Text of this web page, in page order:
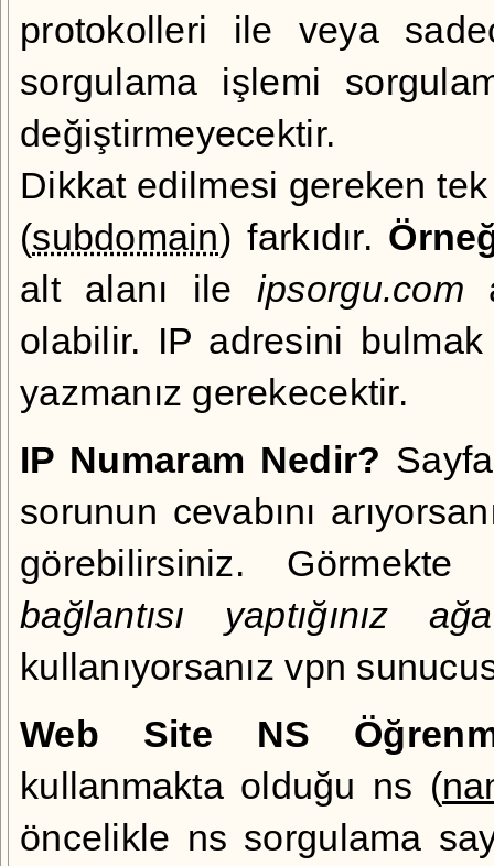
protokolleri ile veya
sorgulama işlemi
değiştirmeyecektir.
Dikkat edilmesi gereken
(subdomain) farkıdır.
alt alanı ile ipsorgu.com
olabilir. IP adresini
yazmanız gerekecektir.
IP Numaram Nedir?
sorunun cevabını
görebilirsiniz.
bağlantısı yaptığınız
kullanıyorsanız vpn
Web Site NS
kullanmakta olduğu ns (
öncelikle ns sorgulama